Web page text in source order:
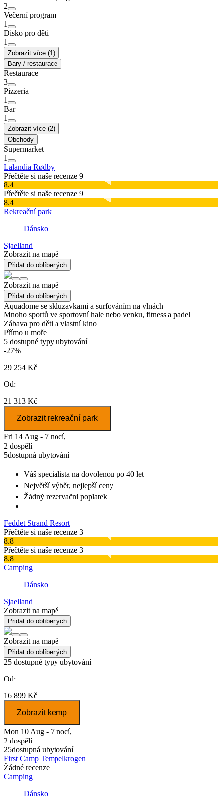
2
Večerní program
1
Disko pro děti
1
Zobrazit více (1)
Bary / restaurace
Restaurace
3
Pizzeria
1
Bar
1
Zobrazit více (2)
Obchody
Supermarket
1
Lalandia Rødby
Přečtěte si naše recenze 9
8.4
Přečtěte si naše recenze 9
8.4
Rekreační park
Dánsko
Sjaelland
Zobrazit na mapě
Přidat do oblíbených
Zobrazit na mapě
Přidat do oblíbených
Aquadome se skluzavkami a surfováním na vlnách
Mnoho sportů ve sportovní hale nebo venku, fitness a padel
Zábava pro děti a vlastní kino
Přímo u moře
5 dostupné typy ubytování
-27%
29 254 Kč
Od:
21 313 Kč
Zobrazit rekreační park
Fri 14 Aug - 7 nocí,
2 dospělí
5dostupná ubytování
Váš specialista na dovolenou po 40 let
Největší výběr, nejlepší ceny
Žádný rezervační poplatek
Feddet Strand Resort
Přečtěte si naše recenze 3
8.8
Přečtěte si naše recenze 3
8.8
Camping
Dánsko
Sjaelland
Zobrazit na mapě
Přidat do oblíbených
Zobrazit na mapě
Přidat do oblíbených
25 dostupné typy ubytování
Od:
16 899 Kč
Zobrazit kemp
Mon 10 Aug - 7 nocí,
2 dospělí
25dostupná ubytování
First Camp Tempelkrogen
Žádné recenze
Camping
Dánsko